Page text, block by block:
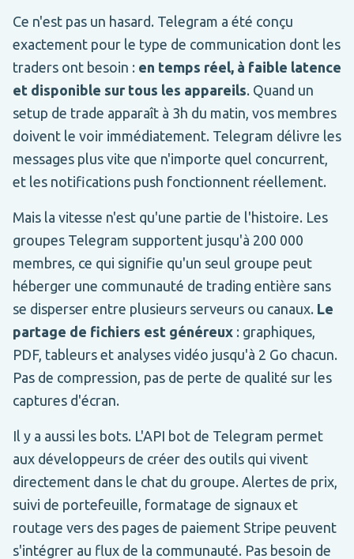
Ce n'est pas un hasard. Telegram a été conçu
exactement pour le type de communication dont les
traders ont besoin : en temps réel, à faible latence
et disponible sur tous les appareils. Quand un
setup de trade apparaît à 3h du matin, vos membres
doivent le voir immédiatement. Telegram délivre les
messages plus vite que n'importe quel concurrent,
et les notifications push fonctionnent réellement.
Mais la vitesse n'est qu'une partie de l'histoire. Les
groupes Telegram supportent jusqu'à 200 000
membres, ce qui signifie qu'un seul groupe peut
héberger une communauté de trading entière sans
se disperser entre plusieurs serveurs ou canaux. Le
partage de fichiers est généreux : graphiques,
PDF, tableurs et analyses vidéo jusqu'à 2 Go chacun.
Pas de compression, pas de perte de qualité sur les
captures d'écran.
Il y a aussi les bots. L'API bot de Telegram permet
aux développeurs de créer des outils qui vivent
directement dans le chat du groupe. Alertes de prix,
suivi de portefeuille, formatage de signaux et
routage vers des pages de paiement Stripe peuvent
s'intégrer au flux de la communauté. Pas besoin de